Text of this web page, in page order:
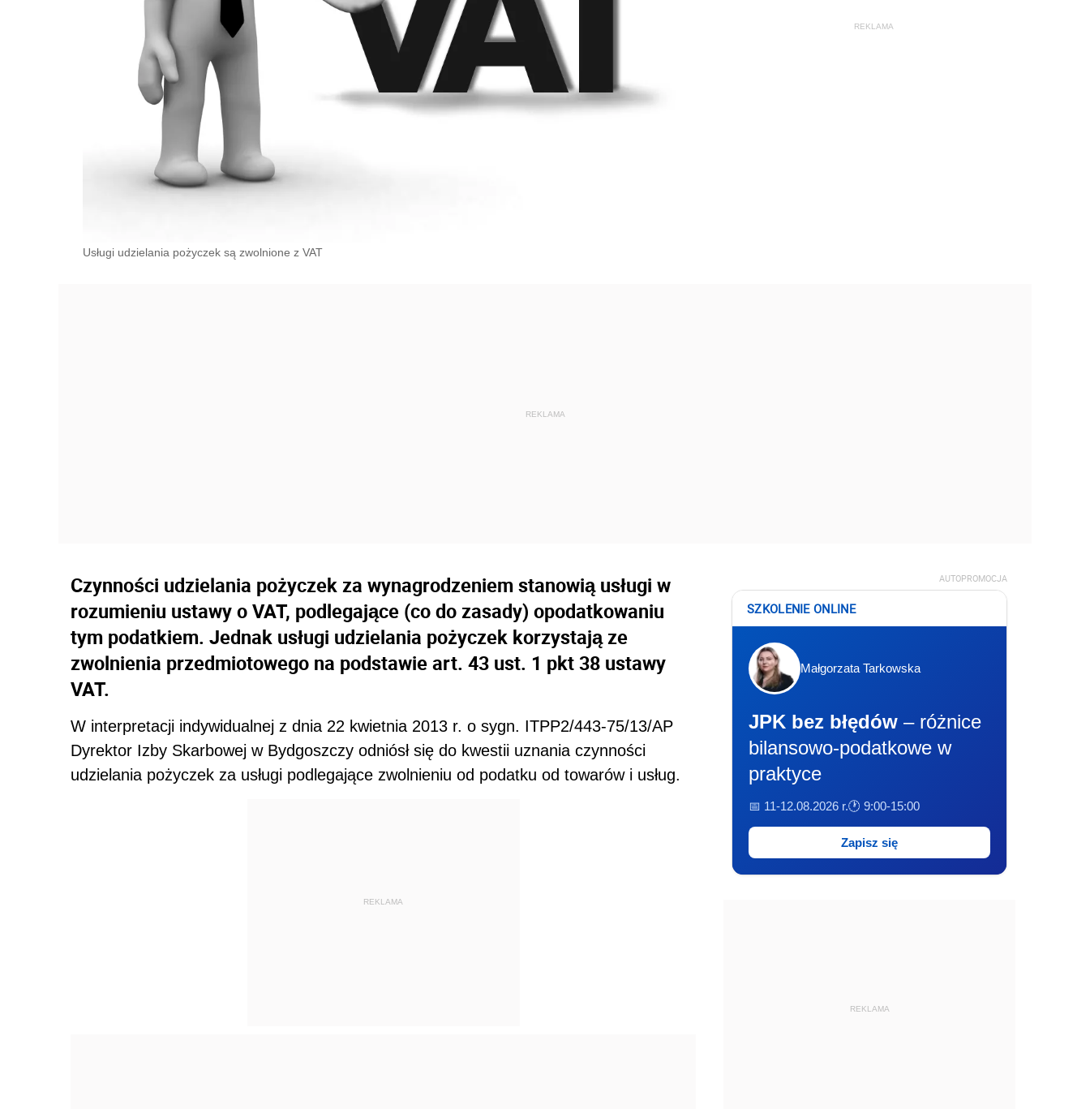
Usługi udzielania pożyczek są zwolnione z VAT
Czynności udzielania pożyczek za wynagrodzeniem stanowią usługi w
rozumieniu ustawy o VAT, podlegające (co do zasady) opodatkowaniu
tym podatkiem. Jednak usługi udzielania pożyczek korzystają ze
zwolnienia przedmiotowego na podstawie art. 43 ust. 1 pkt 38 ustawy
VAT.
W interpretacji indywidualnej z dnia 22 kwietnia 2013 r. o sygn. ITPP2/443-75/13/AP
Dyrektor Izby Skarbowej w Bydgoszczy odniósł się do kwestii uznania czynności
udzielania pożyczek za usługi podlegające zwolnieniu od podatku od towarów i usług.
REKLAMA
AUTOPROMOCJA
SZKOLENIE ONLINE
Małgorzata Tarkowska
JPK bez błędów – różnice
bilansowo-podatkowe w
praktyce
📅 11-12.08.2026 r.🕐 9:00-15:00
Zapisz się
REKLAMA